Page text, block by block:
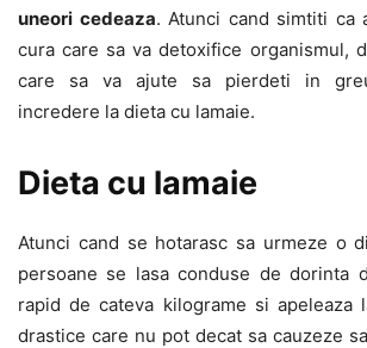
uneori cedeaza. Atunci cand simtiti ca
cura care sa va detoxifice organismul,
care sa va ajute sa pierdeti in
incredere la dieta cu lamaie.
Dieta cu lamaie
Atunci cand se hotarasc sa urmeze o
persoane se lasa conduse de dorinta
rapid de cateva kilograme si apeleaza
drastice care nu pot decat sa cauzeze